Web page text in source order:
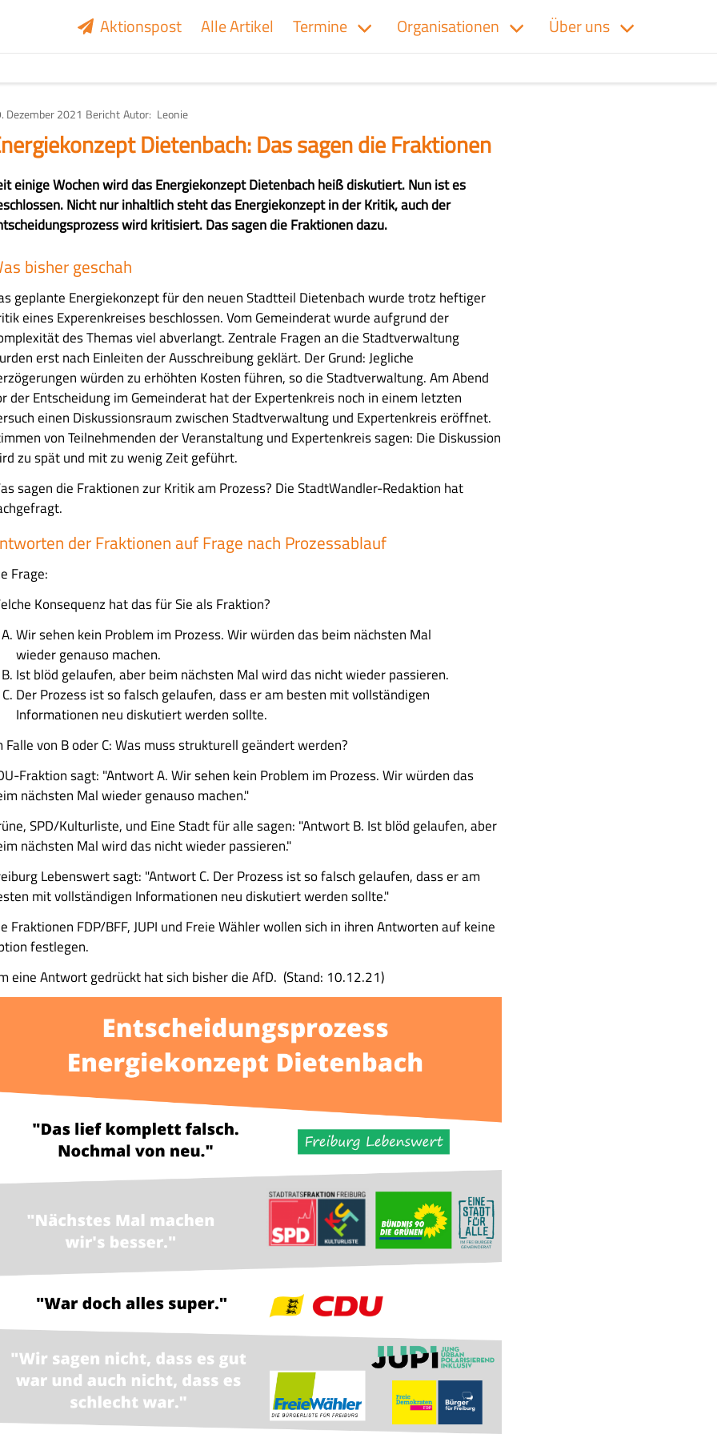
Aktionspost Alle Artikel Termine Organisationen Über uns
Dezember 2021 Art
des
BerichtAutor Leonie
Dietenbach: Das sagen die Fraktionen
einige Wochen wird das Energiekonzept Dietenbach heiß diskutiert. Nun ist es
Nicht nur inhaltlich steht das Energiekonzept in der Kritik, auch der
wird kritisiert. Das sagen die Fraktionen dazu.
bisher geschah
geplante Energiekonzept für den neuen Stadtteil Dietenbach wurde trotz heftiger
eines Experenkreises beschlossen. Vom Gemeinderat wurde aufgrund der
des Themas viel abverlangt. Zentrale Fragen an die Stadtverwaltung
erst nach Einleiten der Ausschreibung geklärt. Der Grund: Jegliche
würden zu erhöhten Kosten führen, so die Stadtverwaltung. Am Abend
der Entscheidung im Gemeinderat hat der Expertenkreis noch in einem letzten
einen Diskussionsraum zwischen Stadtverwaltung und Expertenkreis eröffnet.
von Teilnehmenden der Veranstaltung und Expertenkreis sagen: Die Diskussion
zu spät und mit zu wenig Zeit geführt.
sagen die Fraktionen zur Kritik am Prozess? Die StadtWandler-Redaktion hat
der Fraktionen auf Frage nach Prozessablauf
Frage:
Konsequenz hat das für Sie als Fraktion?
Wir sehen kein Problem im Prozess. Wir würden das beim nächsten Mal
wieder genauso machen.
Ist blöd gelaufen, aber beim nächsten Mal wird das nicht wieder passieren.
Der Prozess ist so falsch gelaufen, dass er am besten mit vollständigen
Informationen neu diskutiert werden sollte.
Falle von B oder C: Was muss strukturell geändert werden?
Fraktion sagt: "Antwort A. Wir sehen kein Problem im Prozess. Wir würden das
nächsten Mal wieder genauso machen."
SPD/Kulturliste, und Eine Stadt für alle sagen: "Antwort B. Ist blöd gelaufen, aber
nächsten Mal wird das nicht wieder passieren."
Lebenswert sagt: "Antwort C. Der Prozess ist so falsch gelaufen, dass er am
mit vollständigen Informationen neu diskutiert werden sollte."
Fraktionen FDP/BFF, JUPI und Freie Wähler wollen sich in ihren Antworten auf keine
festlegen.
eine Antwort gedrückt hat sich bisher die AfD. (Stand: 10.12.21)